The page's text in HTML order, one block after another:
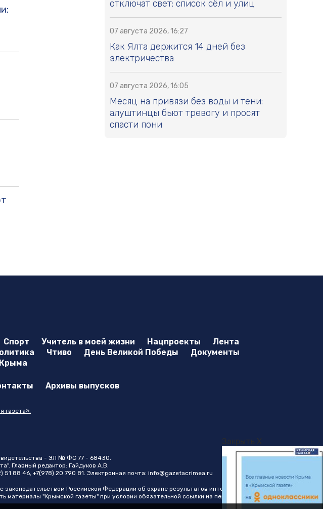
отключат свет: список сёл и улиц
07 августа 2026, 16:27
Как Ялта держится 14 дней без
электричества
07 августа 2026, 16:05
Месяц на привязи без воды и тени:
алуштинцы бьют тревогу и просят
спасти пони
Закрыть X
Спорт Учитель в моей жизни Нацпроекты
Лента
Чтиво День Великой Победы
Документы
Архивы выпусков
газета».
- ЭЛ № ФС 77 - 68430.
Главный редактор: Гайдуков А.В.
88 46, +7(978) 20 790 81. Электронная почта: info@gazetacrimea.ru
законодательством Российской Федерации об охране результатов интеллектуальной
материалы "Крымской газеты" при условии обязательной ссылки на первоисточник в виде